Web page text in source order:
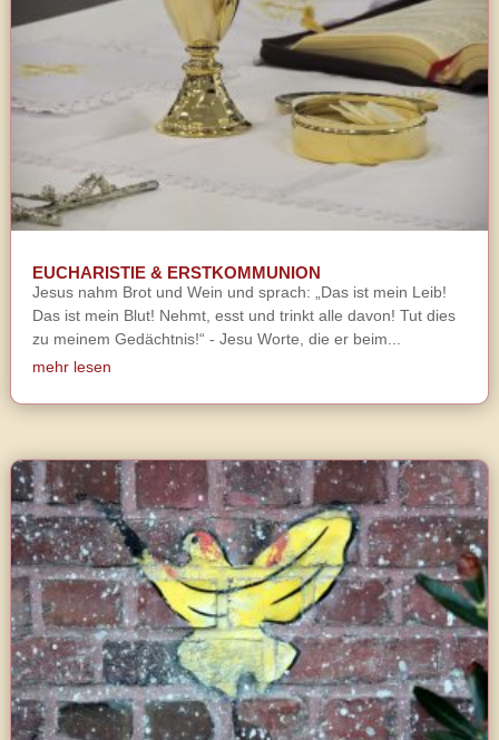
EUCHARISTIE & ERSTKOMMUNION
Jesus nahm Brot und Wein und sprach: „Das ist mein Leib!
Das ist mein Blut! Nehmt, esst und trinkt alle davon! Tut dies
zu meinem Gedächtnis!“ - Jesu Worte, die er beim...
mehr lesen